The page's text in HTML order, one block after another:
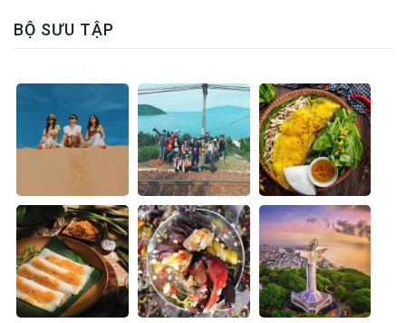
BỘ SƯU TẬP